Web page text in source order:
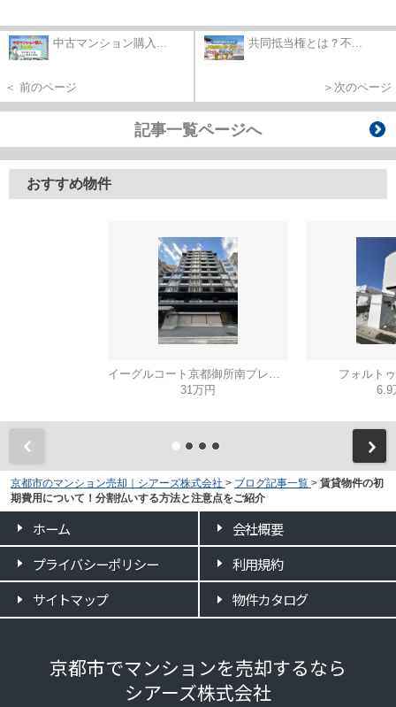
中古マンション購入...
＜ 前のページ
共同抵当権とは？不...
＞次のページ
記事一覧ページへ
おすすめ物件
イーグルコート京都御所南プレミアム迎賓館
31万円
フォルト
6.9
京都市のマンション売却｜シアーズ株式会社 > ブログ記事一覧 > 賃貸物件の初
期費用について！分割払いする方法と注意点をご紹介
ホーム
会社概要
プライバシーポリシー
利用規約
サイトマップ
物件カタログ
京都市でマンションを売却するなら
シアーズ株式会社